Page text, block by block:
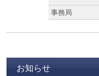
事務局
お知らせ